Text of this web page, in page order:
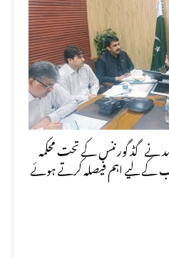
نے گڈ گورننس کے تحت محکمہ
کے لیے اہم فیصلہ کرتے ہوئے